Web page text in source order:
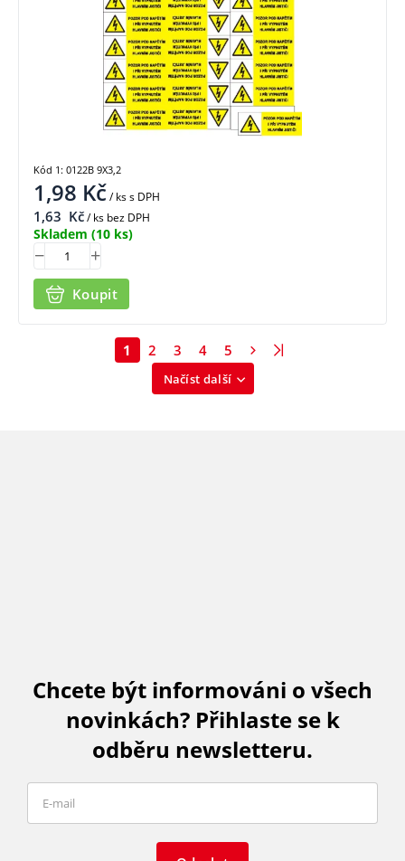
1,98 Kč/ kss DPH
1,63 Kč/ ks bez DPH
Skladem (10 ks)
Koupit
Kód 1: 0122B 9X3,2
Načíst další
1 2 3 4 5
Chcete být informováni o všech
novinkách? Přihlaste se k
odběru newsletteru.